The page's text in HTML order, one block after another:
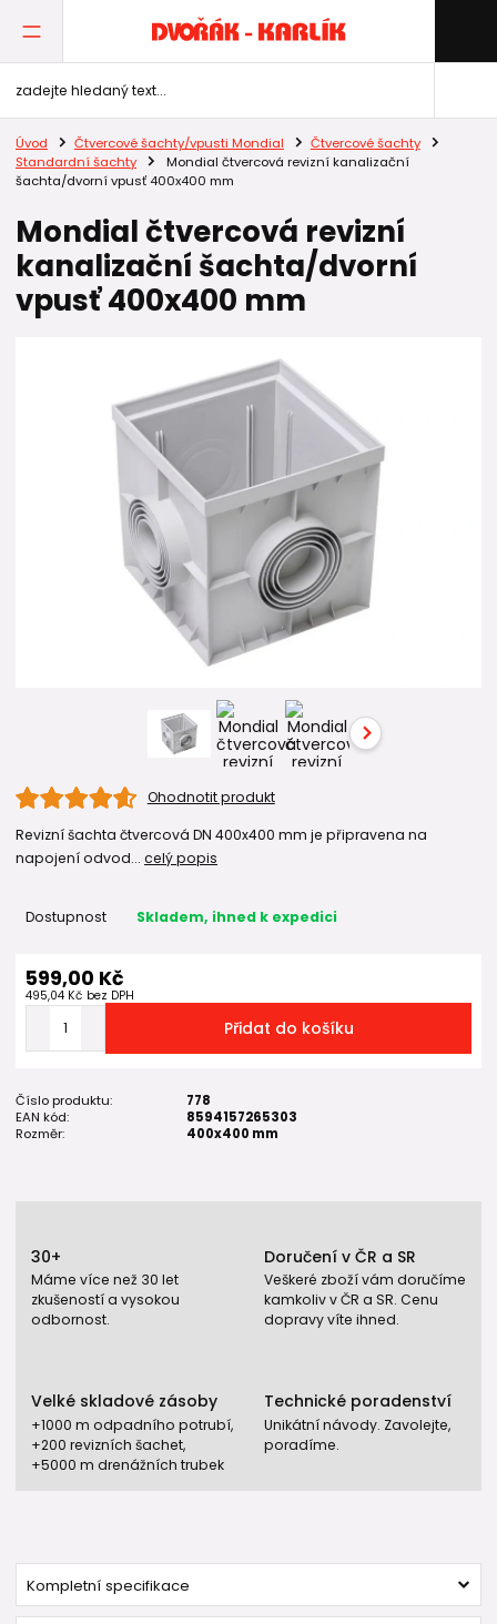
Úvod Čtvercové šachty/vpusti Mondial
Čtvercové šachty
Standardní šachty
Mondial čtvercová revizní kanalizační
šachta/dvorní vpusť 400x400 mm
Mondial čtvercová revizní
kanalizační šachta/dvorní
vpusť 400x400 mm
Ohodnotit produkt
Revizní šachta čtvercová DN 400x400 mm je připravena na
napojení odvod... celý popis
Dostupnost Skladem, ihned k expedici
599,00 Kč
495,04 Kč bez DPH
Přidat do košíku
Číslo produktu:
778
EAN kód:
8594157265303
Rozměr:
400x400 mm
30+
Máme více než 30 let
zkušeností a vysokou
odbornost.
Doručení v ČR a SR
Veškeré zboží vám doručíme
kamkoliv v ČR a SR. Cenu
dopravy víte ihned.
Velké skladové zásoby
+1000 m odpadního potrubí,
+200 revizních šachet,
+5000 m drenážních trubek
Technické poradenství
Unikátní návody. Zavolejte,
poradíme.
Kompletní specifikace